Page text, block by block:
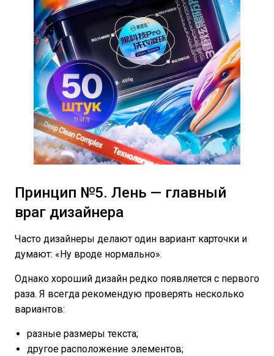
Принцип №5. Лень — главный
враг дизайнера
Часто дизайнеры делают один вариант карточки и
думают: «Ну вроде нормально».
Однако хороший дизайн редко появляется с первого
раза. Я всегда рекомендую проверять несколько
вариантов:
разные размеры текста;
другое расположение элементов;